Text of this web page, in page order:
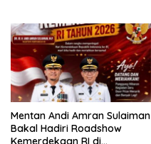
Mentan Andi Amran Sulaiman
Bakal Hadiri Roadshow
Kemerdekaan RI di